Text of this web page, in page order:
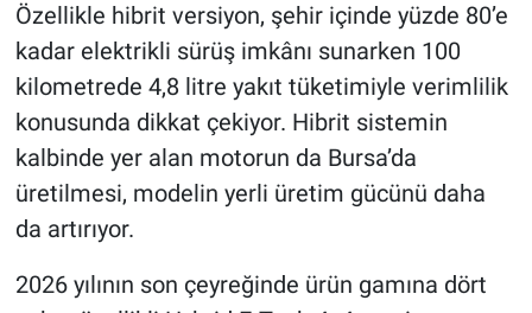
Özellikle hibrit versiyon, şehir içinde yüzde 80’e
kadar elektrikli sürüş imkânı sunarken 100
kilometrede 4,8 litre yakıt tüketimiyle verimlilik
konusunda dikkat çekiyor. Hibrit sistemin
kalbinde yer alan motorun da Bursa’da
üretilmesi, modelin yerli üretim gücünü daha
da artırıyor.
2026 yılının son çeyreğinde ürün gamına dört